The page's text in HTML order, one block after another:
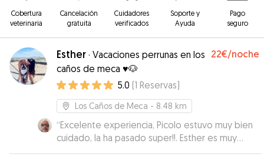
Cobertura
veterinaria
Cancelación
gratuita
Cuidadores
verificados
Soporte y
Ayuda
Pago
seguro
Esther · Vacaciones perrunas en los
caños de meca ♥️🐶
22€/noche
5.0 (1 Reservas)
Los Caños de Meca - 8.48 km
“Excelente experiencia, Picolo estuvo muy bien
cuidado, la ha pasado super!!. Esther es muy
responsable y amorosa; el lugar es muy